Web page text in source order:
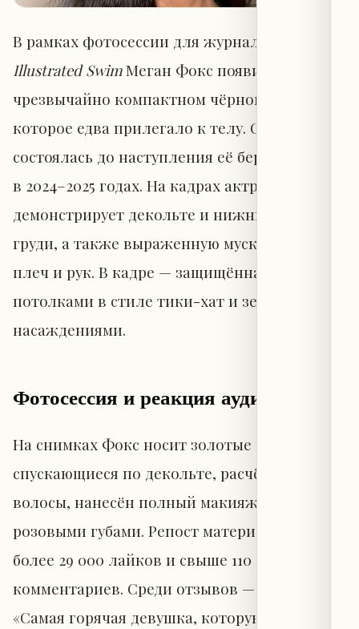
В рамках фотосессии для журнала
Illustrated SwimМеган Фокс появилась в
чрезвычайно компактном чёрном бикини,
которое едва прилегало к телу. Съёмка
состоялась до наступления её беременности
в 2024–2025 годах. На кадрах актриса
демонстрирует декольте и нижнюю часть
груди, а также выраженную мускулатуру
плеч и рук. В кадре — защищённая терраса с
потолками в стиле тики-хат и зелёными
насаждениями.
Фотосессия и реакция аудитории
На снимках Фокс носит золотые цепочки,
спускающиеся по декольте, расчёсаны
волосы, нанесён полный макияж с
розовыми губами. Репост материала набрал
более 29 000 лайков и свыше 110
комментариев. Среди отзывов — фразы:
«Самая горячая девушка, которую вы